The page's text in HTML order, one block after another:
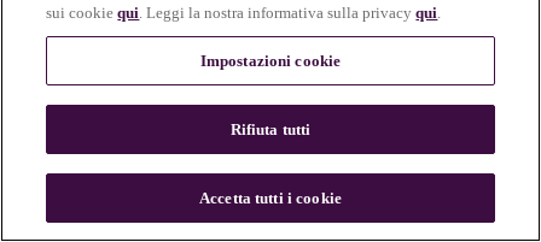
n
sui cookiequi. Leggi la nostra informativa sulla privacyqui.
Impostazioni cookie
Rifiuta tutti
Accetta tutti i cookie